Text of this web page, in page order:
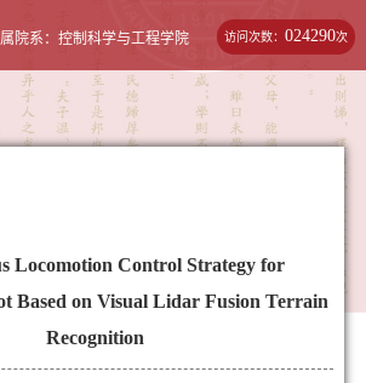
院系：控制科学与工程学院 访问次数：024290次
Locomotion Control Strategy for
Based on Visual Lidar Fusion Terrain
Recognition